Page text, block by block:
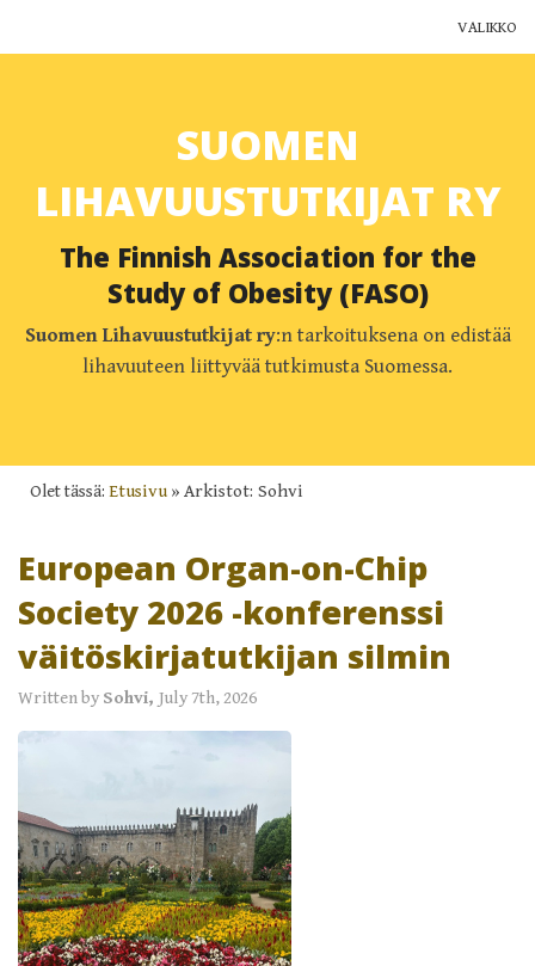
VALIKKO
Ajankohtaista
Yhteystiedot
Muut yhdistykset
SUOMEN
LIHAVUUSTUTKIJAT RY
The Finnish Association for the
Study of Obesity (FASO)
Suomen Lihavuustutkijat ry:n tarkoituksena on edistää
lihavuuteen liittyvää tutkimusta Suomessa.
Olet tässä: Etusivu » Arkistot: Sohvi
European Organ-on-Chip
Society 2026 -konferenssi
väitöskirjatutkijan silmin
Written by Sohvi, July 7th, 2026